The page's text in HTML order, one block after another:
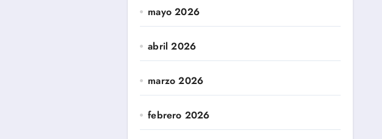
mayo 2026
abril 2026
marzo 2026
febrero 2026